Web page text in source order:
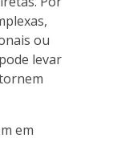
ou
levar
em